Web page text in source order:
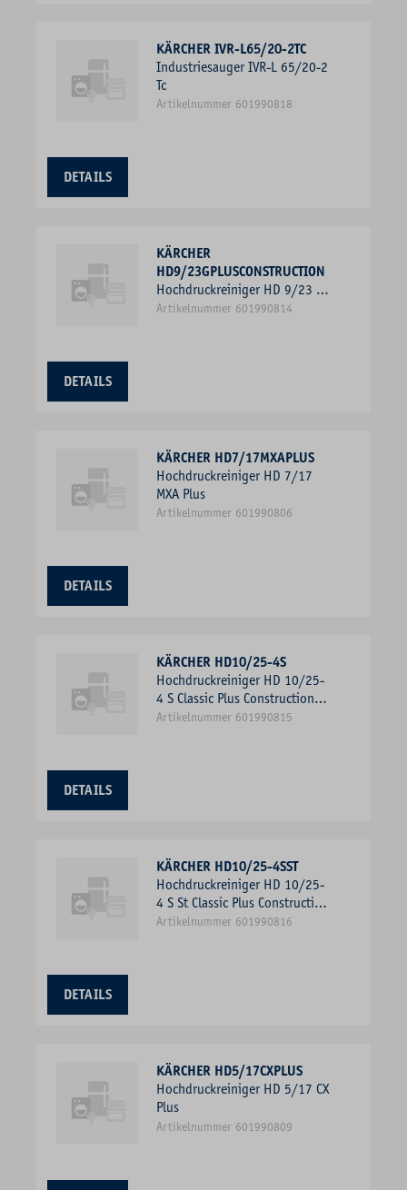
KÄRCHER IVR-L65/20-2TC
Industriesauger IVR-L 65/20-2
Tc
Artikelnummer 601990818
DETAILS
KÄRCHER
HD9/23GPLUSCONSTRUCTION
Hochdruckreiniger HD 9/23 G
Plus Construction
Artikelnummer 601990814
DETAILS
KÄRCHER HD7/17MXAPLUS
Hochdruckreiniger HD 7/17
MXA Plus
Artikelnummer 601990806
DETAILS
KÄRCHER HD10/25-4S
Hochdruckreiniger HD 10/25-
4 S Classic Plus Construction
(Mobil)
Artikelnummer 601990815
DETAILS
KÄRCHER HD10/25-4SST
Hochdruckreiniger HD 10/25-
4 S St Classic Plus Construction
ADV(Stationär)
Artikelnummer 601990816
DETAILS
KÄRCHER HD5/17CXPLUS
Hochdruckreiniger HD 5/17 CX
Plus
Artikelnummer 601990809